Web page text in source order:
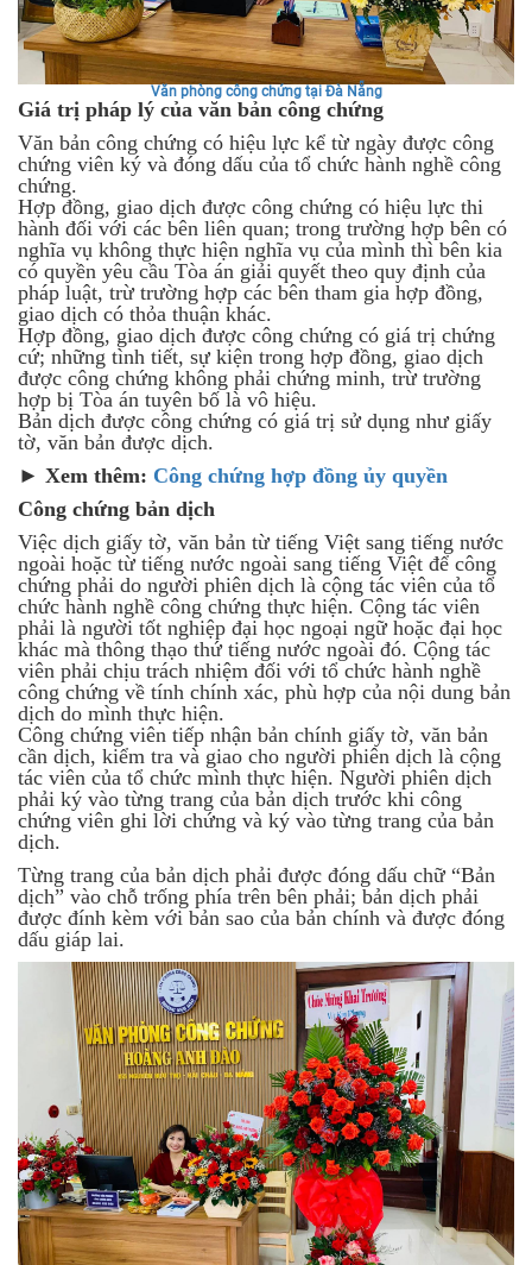
Văn phòng công chứng tại Đà Nẵng
Giá trị pháp lý của văn bản công chứng
Văn bản công chứng có hiệu lực kể từ ngày được công
chứng viên ký và đóng dấu của tổ chức hành nghề công
chứng.
Hợp đồng, giao dịch được công chứng có hiệu lực thi
hành đối với các bên liên quan; trong trường hợp bên có
nghĩa vụ không thực hiện nghĩa vụ của mình thì bên kia
có quyền yêu cầu Tòa án giải quyết theo quy định của
pháp luật, trừ trường hợp các bên tham gia hợp đồng,
giao dịch có thỏa thuận khác.
Hợp đồng, giao dịch được công chứng có giá trị chứng
cứ; những tình tiết, sự kiện trong hợp đồng, giao dịch
được công chứng không phải chứng minh, trừ trường
hợp bị Tòa án tuyên bố là vô hiệu.
Bản dịch được công chứng có giá trị sử dụng như giấy
tờ, văn bản được dịch.
► Xem thêm: Công chứng hợp đồng ủy quyền
Công chứng bản dịch
Việc dịch giấy tờ, văn bản từ tiếng Việt sang tiếng nước
ngoài hoặc từ tiếng nước ngoài sang tiếng Việt để công
chứng phải do người phiên dịch là cộng tác viên của tổ
chức hành nghề công chứng thực hiện. Cộng tác viên
phải là người tốt nghiệp đại học ngoại ngữ hoặc đại học
khác mà thông thạo thứ tiếng nước ngoài đó. Cộng tác
viên phải chịu trách nhiệm đối với tổ chức hành nghề
công chứng về tính chính xác, phù hợp của nội dung bản
dịch do mình thực hiện.
Công chứng viên tiếp nhận bản chính giấy tờ, văn bản
cần dịch, kiểm tra và giao cho người phiên dịch là cộng
tác viên của tổ chức mình thực hiện. Người phiên dịch
phải ký vào từng trang của bản dịch trước khi công
chứng viên ghi lời chứng và ký vào từng trang của bản
dịch.
Từng trang của bản dịch phải được đóng dấu chữ “Bản
dịch” vào chỗ trống phía trên bên phải; bản dịch phải
được đính kèm với bản sao của bản chính và được đóng
dấu giáp lai.